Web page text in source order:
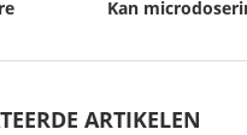
Kan
ARTIKELEN